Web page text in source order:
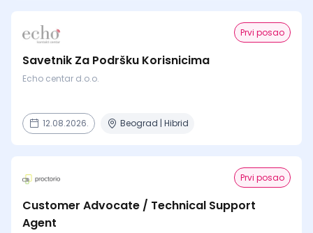
Prvi posao
Savetnik Za Podršku Korisnicima
Echo centar d.o.o.
12.08.2026. Beograd | Hibrid
Prvi posao
Customer Advocate / Technical Support
Agent